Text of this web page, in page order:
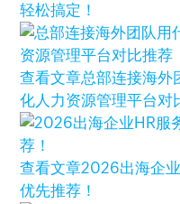
轻松搞定！
查看文章总部连接海外
化人力资源管理平台对
查看文章2026出海企
优先推荐！